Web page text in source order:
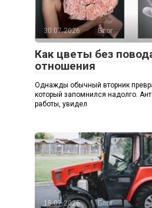
30.07.2026 Блог
Как цветы без
отношения
Однажды обычный вторник
который запомнился надолго.
работы, увидел
15.07.2026 Блог